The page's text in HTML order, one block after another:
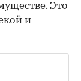
Это
и